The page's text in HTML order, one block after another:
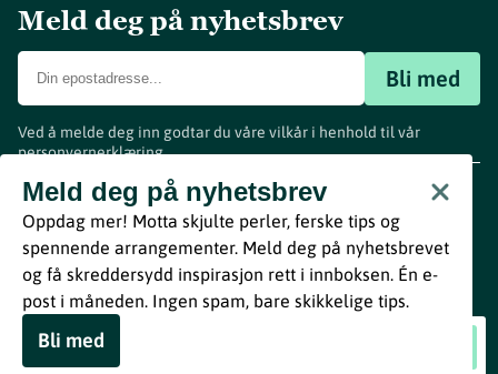
Eidsfossfestivalen 2026
Meld deg på nyhetsbrev
Bli med
Ved å melde deg inn godtar du våre vilkår i henhold til vår
personvernerklæring.
Meld deg på nyhetsbrev
Oppdag mer! Motta skjulte perler, ferske tips og
spennende arrangementer. Meld deg på nyhetsbrevet
og få skreddersydd inspirasjon rett i innboksen. Én e-
post i måneden. Ingen spam, bare skikkelige tips.
Bli med
www.visitvestfold.com
Turistinformasjon
Vestfold Fylkeskommune
ByBreakfast